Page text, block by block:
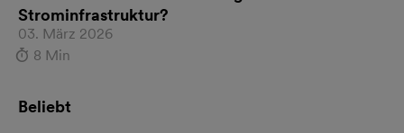
03. März 2026
8 Min
Strominfrastruktur?
Beliebt